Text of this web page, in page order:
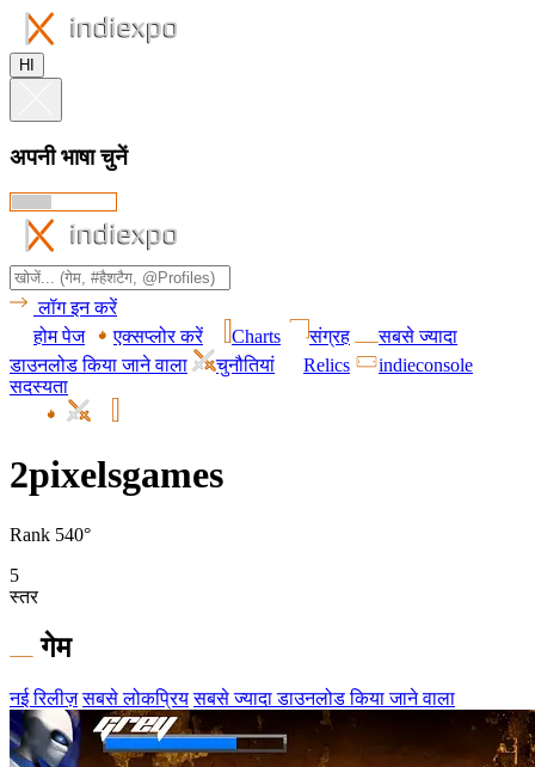
HI
अपनी भाषा चुनें
लॉग इन करें
होम पेज
एक्सप्लोर करें Charts संग्रह
सबसे ज्यादा
डाउनलोड किया जाने वाला
चुनौतियां Relics
indieconsole
सदस्यता
2pixelsgames
Rank 540°
5
स्तर
गेम
नई रिलीज़ सबसे लोकप्रिय सबसे ज्यादा डाउनलोड किया जाने वाला